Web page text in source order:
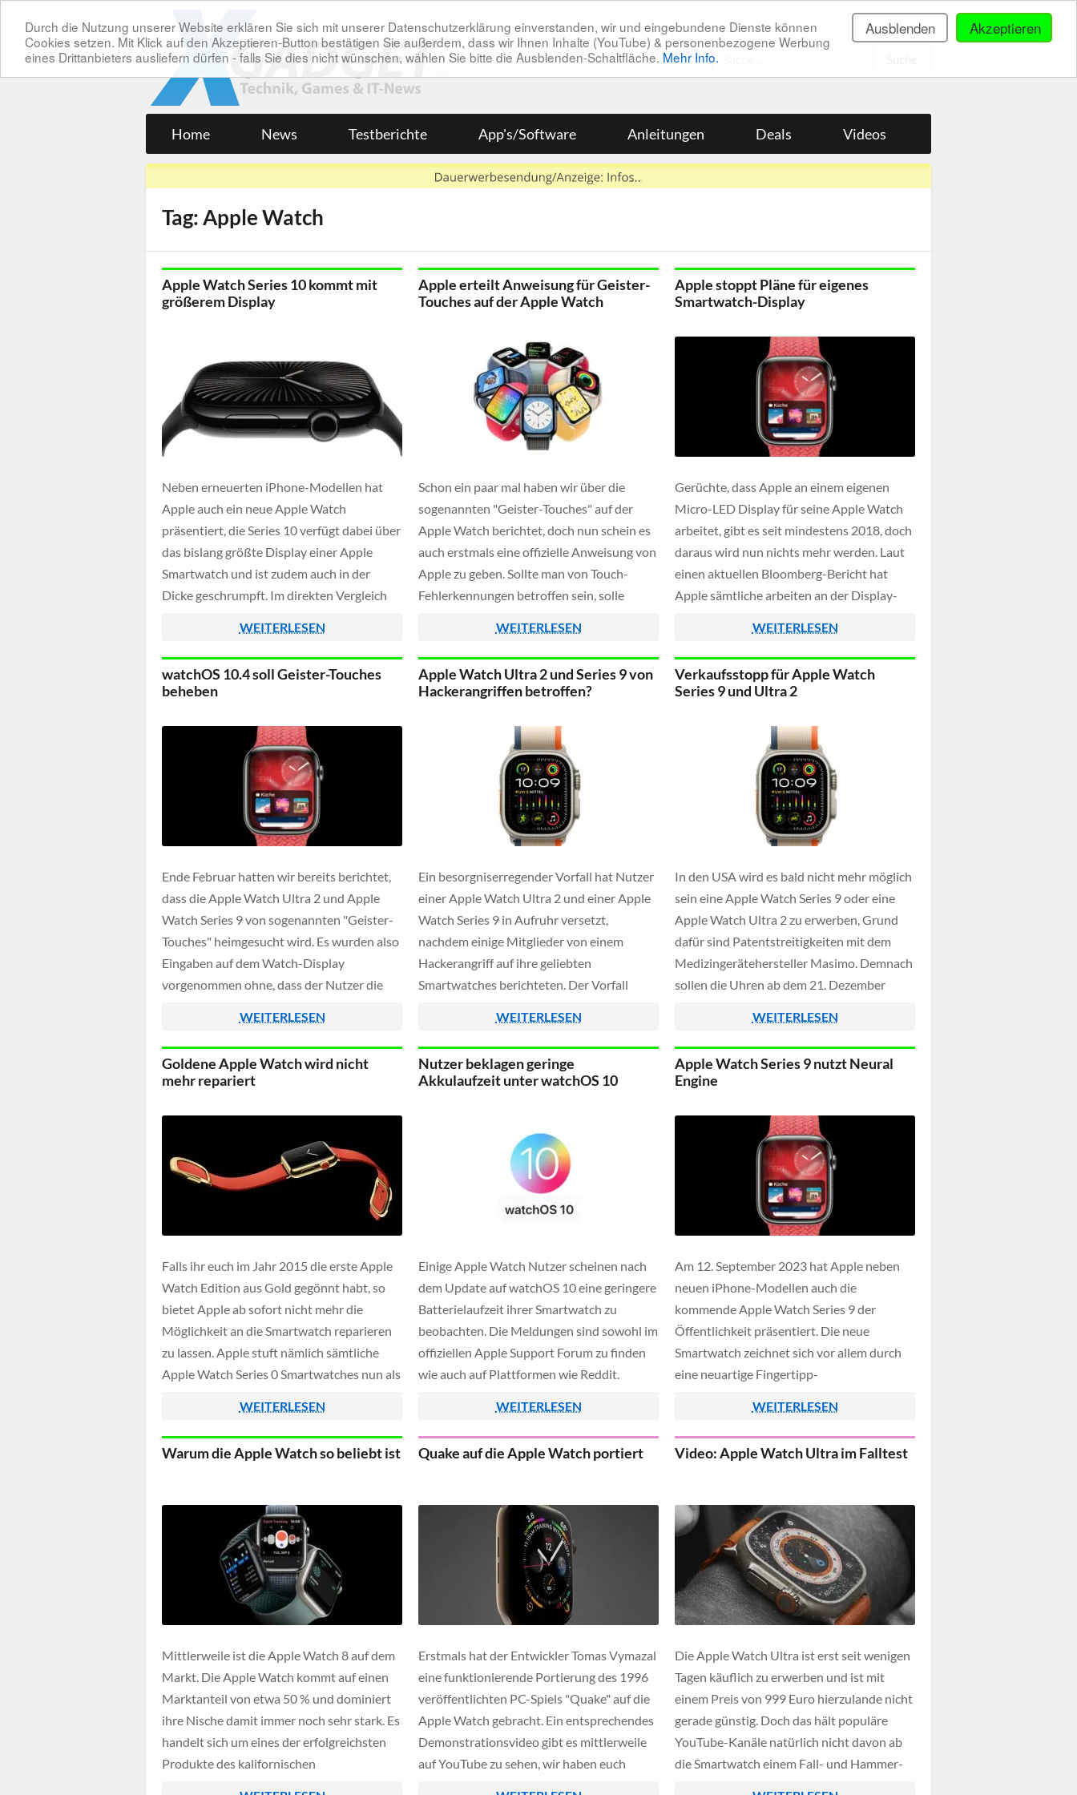
Akzeptieren
Ausblenden
Durch die Nutzung unserer Website erklären Sie sich mit unserer Datenschutzerklärung einverstanden, wir und eingebundene Dienste können
Cookies setzen. Mit Klick auf den Akzeptieren-Button bestätigen Sie außerdem, dass wir Ihnen Inhalte (YouTube) & personenbezogene Werbung
eines Drittanbieters ausliefern dürfen - falls Sie dies nicht wünschen, wählen Sie bitte die Ausblenden-Schaltfläche. Mehr Info.
Home News Testberichte App's/Software Anleitungen Deals Videos
Tag: Apple Watch
Apple Watch Series 10 kommt mit
größerem Display
Neben erneuerten iPhone-Modellen hat
Apple auch ein neue Apple Watch
präsentiert, die Series 10 verfügt dabei über
das bislang größte Display einer Apple
Smartwatch und ist zudem auch in der
Dicke geschrumpft. Im direkten Vergleich
neue Series 10 einen zusätzlichen
Displaybereich von 75%, sodass die
Bedienung von […]
WEITERLESEN
Apple erteilt Anweisung für Geister-
Touches auf der Apple Watch
Schon ein paar mal haben wir über die
sogenannten "Geister-Touches" auf der
Apple Watch berichtet, doch nun schein es
auch erstmals eine offizielle Anweisung von
Apple zu geben. Sollte man von Touch-
Fehlerkennungen betroffen sein, solle
Neustart zu beheben, dies ist möglich wenn
man den seitlichen Button sowie die Krone
[…]
WEITERLESEN
Apple stoppt Pläne für eigenes
Smartwatch-Display
Gerüchte, dass Apple an einem eigenen
Micro-LED Display für seine Apple Watch
arbeitet, gibt es seit mindestens 2018, doch
daraus wird nun nichts mehr werden. Laut
einen aktuellen Bloomberg-Bericht hat
Apple sämtliche arbeiten an der Display-
diesem Segment nun keine Forschung mehr
betreiben.
WEITERLESEN
watchOS 10.4 soll Geister-Touches
beheben
Ende Februar hatten wir bereits berichtet,
dass die Apple Watch Ultra 2 und Apple
Watch Series 9 von sogenannten "Geister-
Touches" heimgesucht wird. Es wurden also
Eingaben auf dem Watch-Display
vorgenommen ohne, dass der Nutzer die
über eine mögliche Hacking Attacke
spekuliert worden, doch diese Vermutung
wurde schnell ausgeräumt.
WEITERLESEN
Apple Watch Ultra 2 und Series 9 von
Hackerangriffen betroffen?
Ein besorgniserregender Vorfall hat Nutzer
einer Apple Watch Ultra 2 und einer Apple
Watch Series 9 in Aufruhr versetzt,
nachdem einige Mitglieder von einem
Hackerangriff auf ihre geliebten
Smartwatches berichteten. Der Vorfall
der offiziellen Apple Support-Community
veröffentlicht, wo betroffene Nutzer ihre
Erfahrungen und Sorgen teilten.
WEITERLESEN
Verkaufsstopp für Apple Watch
Series 9 und Ultra 2
In den USA wird es bald nicht mehr möglich
sein eine Apple Watch Series 9 oder eine
Apple Watch Ultra 2 zu erwerben, Grund
dafür sind Patentstreitigkeiten mit dem
Medizingerätehersteller Masimo. Demnach
sollen die Uhren ab dem 21. Dezember
nach dem 24. Dezember werden die
Smartwatches sogar aus den […]
WEITERLESEN
Goldene Apple Watch wird nicht
mehr repariert
Falls ihr euch im Jahr 2015 die erste Apple
Watch Edition aus Gold gegönnt habt, so
bietet Apple ab sofort nicht mehr die
Möglichkeit an die Smartwatch reparieren
zu lassen. Apple stuft nämlich sämtliche
Apple Watch Series 0 Smartwatches nun als
somit die Reparatur.
WEITERLESEN
Nutzer beklagen geringe
Akkulaufzeit unter watchOS 10
Einige Apple Watch Nutzer scheinen nach
dem Update auf watchOS 10 eine geringere
Batterielaufzeit ihrer Smartwatch zu
beobachten. Die Meldungen sind sowohl im
offiziellen Apple Support Forum zu finden
wie auch auf Plattformen wie Reddit.
WEITERLESEN
Apple Watch Series 9 nutzt Neural
Engine
Am 12. September 2023 hat Apple neben
neuen iPhone-Modellen auch die
kommende Apple Watch Series 9 der
Öffentlichkeit präsentiert. Die neue
Smartwatch zeichnet sich vor allem durch
eine neuartige Fingertipp-
Engine erfasst wird.
WEITERLESEN
Warum die Apple Watch so beliebt ist
Mittlerweile ist die Apple Watch 8 auf dem
Markt. Die Apple Watch kommt auf einen
Marktanteil von etwa 50 % und dominiert
ihre Nische damit immer noch sehr stark. Es
handelt sich um eines der erfolgreichsten
Produkte des kalifornischen
Quake auf die Apple Watch portiert
Erstmals hat der Entwickler Tomas Vymazal
eine funktionierende Portierung des 1996
veröffentlichten PC-Spiels "Quake" auf die
Apple Watch gebracht. Ein entsprechendes
Demonstrationsvideo gibt es mittlerweile
auf YouTube zu sehen, wir haben euch
Video: Apple Watch Ultra im Falltest
Die Apple Watch Ultra ist erst seit wenigen
Tagen käuflich zu erwerben und ist mit
einem Preis von 999 Euro hierzulande nicht
gerade günstig. Doch das hält populäre
YouTube-Kanäle natürlich nicht davon ab
die Smartwatch einem Fall- und Hammer-